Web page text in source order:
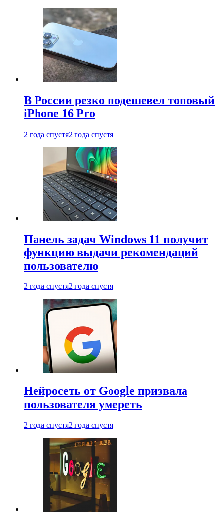
В России резко подешевел топовый
iPhone 16 Pro
2 года спустя2 года спустя
Панель задач Windows 11 получит
функцию выдачи рекомендаций
пользователю
2 года спустя2 года спустя
Нейросеть от Google призвала
пользователя умереть
2 года спустя2 года спустя